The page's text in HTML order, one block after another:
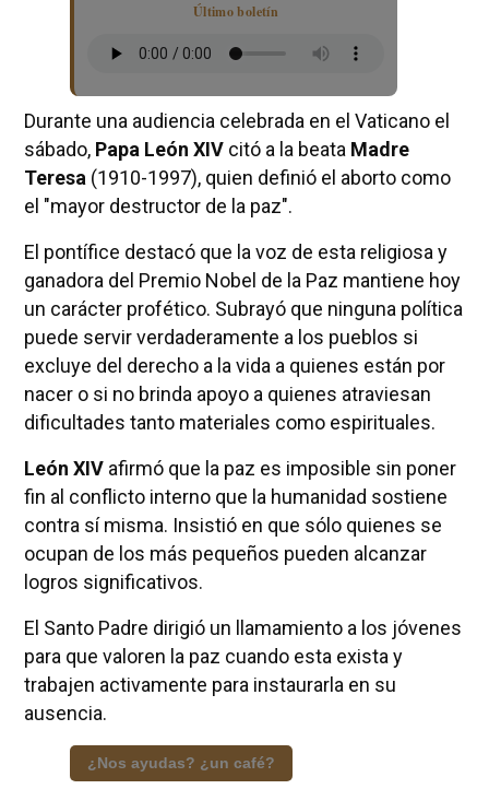
Último boletín
Durante una audiencia celebrada en el Vaticano el
sábado, Papa León XIVcitó a la beata Madre
Teresa (1910-1997), quien definió el aborto como
el "mayor destructor de la paz".
El pontífice destacó que la voz de esta religiosa y
ganadora del Premio Nobel de la Paz mantiene hoy
un carácter profético. Subrayó que ninguna política
puede servir verdaderamente a los pueblos si
excluye del derecho a la vida a quienes están por
nacer o si no brinda apoyo a quienes atraviesan
dificultades tanto materiales como espirituales.
León XIVafirmó que la paz es imposible sin poner
fin al conflicto interno que la humanidad sostiene
contra sí misma. Insistió en que sólo quienes se
ocupan de los más pequeños pueden alcanzar
logros significativos.
El Santo Padre dirigió un llamamiento a los jóvenes
para que valoren la paz cuando esta exista y
trabajen activamente para instaurarla en su
ausencia.
¿Nos ayudas? ¿un café?